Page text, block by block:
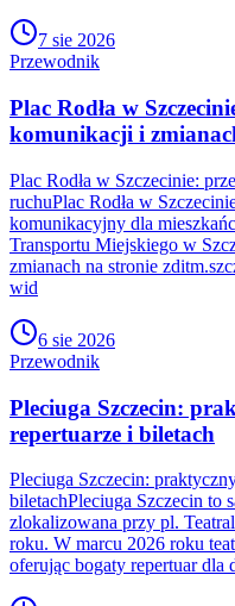
7 sie 2026
Przewodnik
Plac Rodła w
komunikacji i
Plac Rodła w Szczecinie:
ruchuPlac Rodła w
komunikacyjny dla
Transportu Miejskiego w
zmianach na stronie
wid
6 sie 2026
Przewodnik
Pleciuga Szczecin:
repertuarze i biletach
Pleciuga Szczecin:
biletachPleciuga Szczecin to
zlokalizowana przy pl.
roku. W marcu 2026 roku
oferując bogaty repertuar dla